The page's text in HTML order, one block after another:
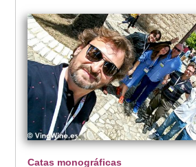
Catas monográficas